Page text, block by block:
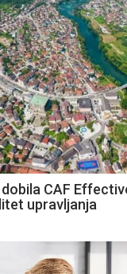
CAF
upravljanja